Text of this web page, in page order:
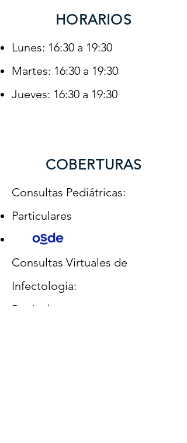
HORARIOS
Lunes: 16:30 a 19:30
Martes: 16:30 a 19:30
Jueves: 16:30 a 19:30
COBERTURAS
Consultas Pediátricas:
Particulares
Consultas Virtuales de
Infectología:
Particulares